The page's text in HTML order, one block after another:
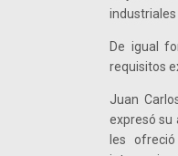
industriales
De igual
requisitos
Juan
expresó su
les